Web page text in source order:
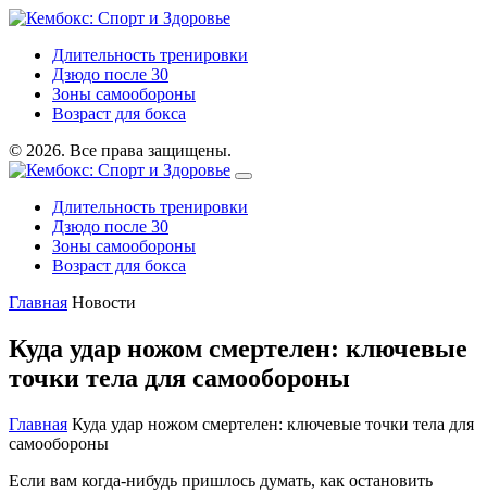
Длительность тренировки
Дзюдо после 30
Зоны самообороны
Возраст для бокса
© 2026. Все права защищены.
Длительность тренировки
Дзюдо после 30
Зоны самообороны
Возраст для бокса
Главная Новости
Куда удар ножом смертелен: ключевые
точки тела для самообороны
Главная Куда удар ножом смертелен: ключевые точки тела для
самообороны
Если вам когда-нибудь пришлось думать, как остановить